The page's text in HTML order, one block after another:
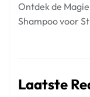
Ontdek de
Shampoo voor
Laatste